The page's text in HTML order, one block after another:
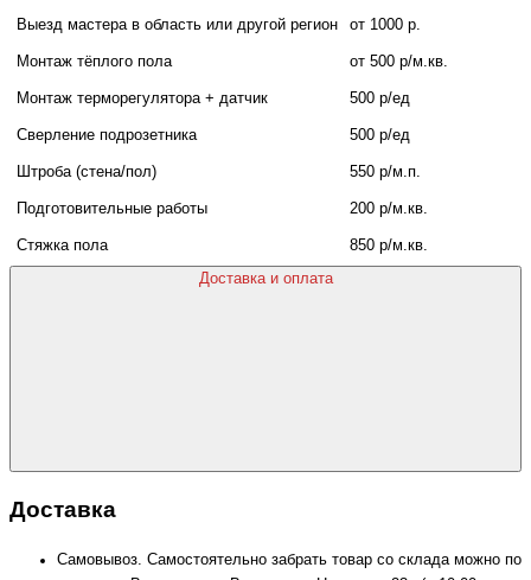
Выезд мастера в область или другой регион от 1000 р.
Монтаж тёплого пола от 500 р/м.кв.
Монтаж терморегулятора + датчик 500 р/ед
Сверление подрозетника 500 р/ед
Штроба (стена/пол) 550 р/м.п.
Подготовительные работы 200 р/м.кв.
Стяжка пола 850 р/м.кв.
Доставка и оплата
Доставка
Самовывоз. Самостоятельно забрать товар со склада можно по